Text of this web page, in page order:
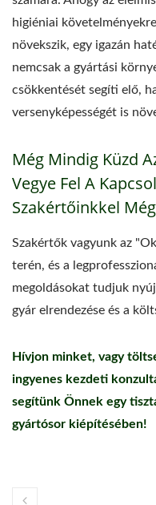
higiéniai
növekszik, egy igazán
nemcsak a gyártási
csökkentését segíti elő,
versenyképességét is
Még Mindig Küzd
Vegye Fel A
Szakértőinkkel
Szakértők vagyunk az
terén, és a
megoldásokat tudjuk
gyár elrendezése és a
Hívjon minket, vagy
ingyenes kezdeti
segítünk Önnek egy
gyártósor kiépítésében!